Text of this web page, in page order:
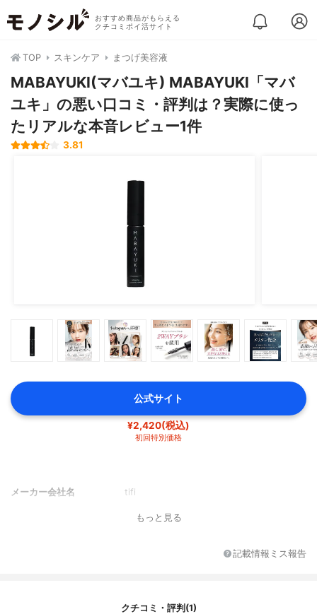
おすすめ商品がもらえる
クチコミポイ活サイト
TOP スキンケア まつげ美容液
MABAYUKI(マバユキ) MABAYUKI「マバ
ユキ」の悪い口コミ・評判は？実際に使っ
たリアルな本音レビュー1件
3.81
公式サイト
¥2,420(税込)
初回特別価格
メーカー会社名 tifi
もっと見る
記載情報ミス報告
クチコミ・評判(1)